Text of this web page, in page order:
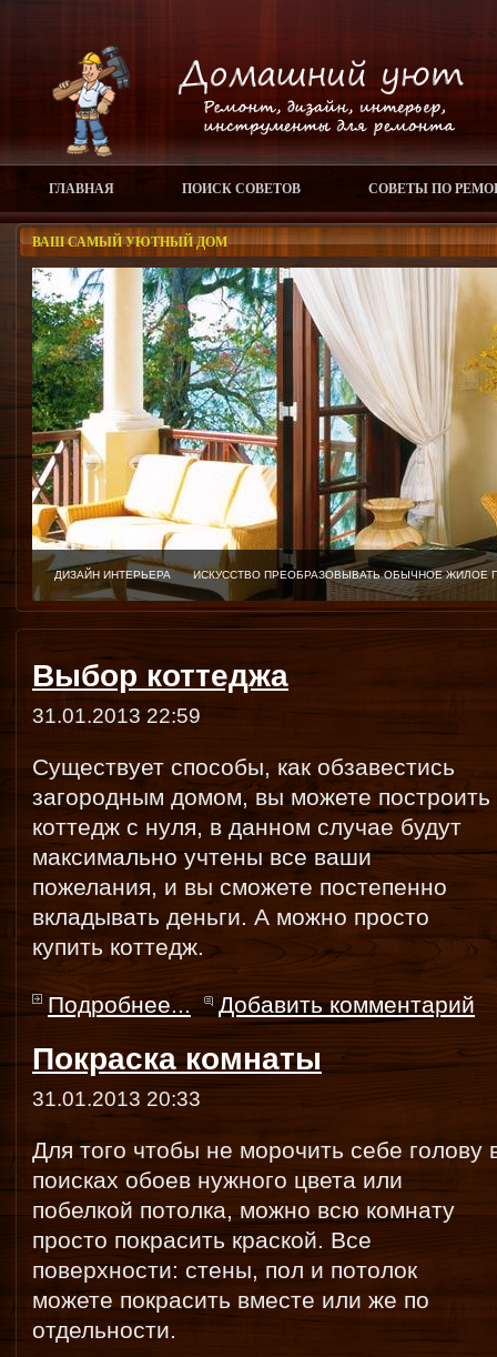
ГЛАВНАЯ ПОИСК СОВЕТОВ СОВЕТЫ ПО
ВАШ САМЫЙ УЮТНЫЙ ДОМ
ДИЗАЙН ИНТЕРЬЕРА ИСКУССТВО ПРЕОБРАЗОВЫВАТЬ ОБЫЧНОЕ
Выбор коттеджа
31.01.2013 22:59
Существует способы, как обзавестись
загородным домом, вы можете построить
коттедж с нуля, в данном случае будут
максимально учтены все ваши
пожелания, и вы сможете постепенно
вкладывать деньги. А можно просто
купить коттедж.
Подробнее... Добавить комментарий
Покраска комнаты
31.01.2013 20:33
Для того чтобы не морочить себе голову
поисках обоев нужного цвета или
побелкой потолка, можно всю комнату
просто покрасить краской. Все
поверхности: стены, пол и потолок
можете покрасить вместе или же по
отдельности.